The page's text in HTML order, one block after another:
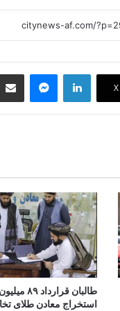
X
LinkedIn
طالبان
استخراج معادن طلای